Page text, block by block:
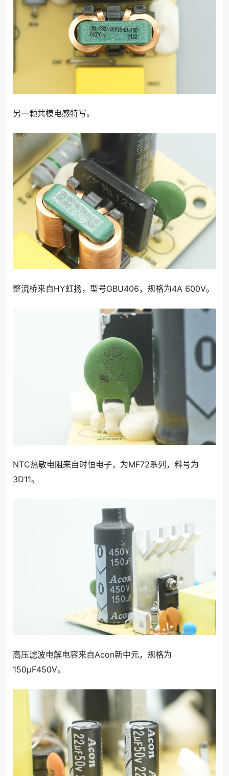
另一颗共模电感特写。
整流桥来自HY虹扬，型号GBU406，规格为4A 600V。
NTC热敏电阻来自时恒电子，为MF72系列，料号为
3D11。
高压滤波电解电容来自Acon新中元，规格为
150μF450V。